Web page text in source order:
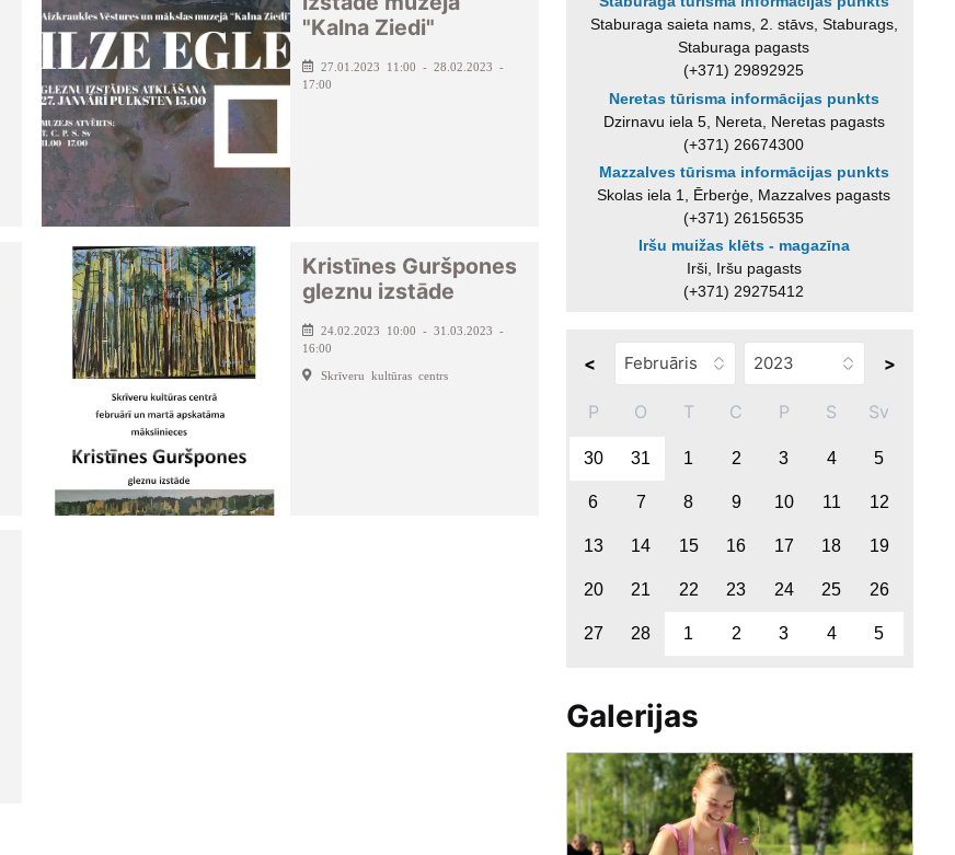
"Kalna Ziedi"
27.01.2023 11:00 - 28.02.2023 -
17:00
Kristīnes Guršpones
gleznu izstāde
24.02.2023 10:00 - 31.03.2023 -
16:00
Skrīveru kultūras centrs
Staburaga saieta nams, 2. stāvs, Staburags,
Staburaga pagasts
(+371) 29892925
Neretas tūrisma informācijas punkts
Dzirnavu iela 5, Nereta, Neretas pagasts
(+371) 26674300
Mazzalves tūrisma informācijas punkts
Skolas iela 1, Ērberģe, Mazzalves pagasts
(+371) 26156535
Iršu muižas klēts - magazīna
Irši, Iršu pagasts
(+371) 29275412
< >
P O T C P S Sv
30 31 1 2 3 4 5
6 7 8 9 10 11 12
13 14 15 16 17 18 19
20 21 22 23 24 25 26
27 28 1 2 3 4 5
Galerijas